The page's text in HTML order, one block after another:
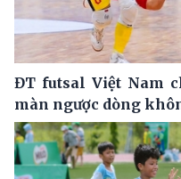
ĐT futsal Việt Nam
màn ngược dòng